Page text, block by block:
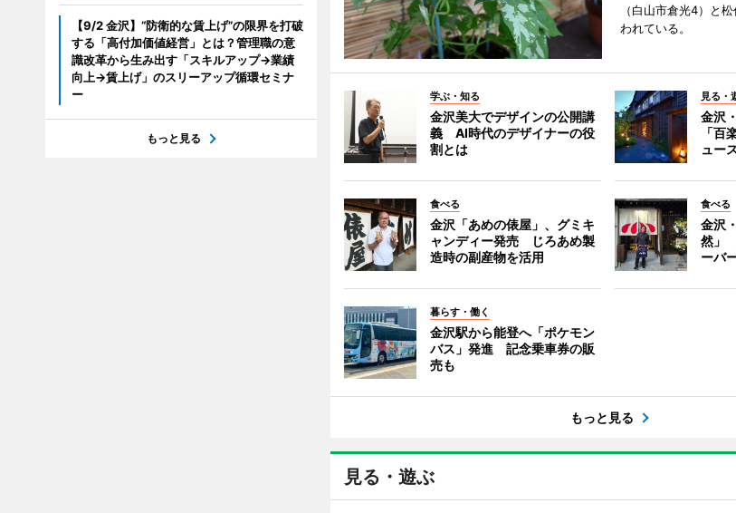
（白山市倉光4）と
われている。
学ぶ・知る
金沢美大でデザインの公開講
義 AI時代のデザイナーの役
割とは
見る・
金沢
「
ュー
食べる
金沢「あめの俵屋」、グミキ
ャンディー発売 じろあめ製
造時の副産物を活用
食べる
金沢
然」
ーバ
暮らす・働く
金沢駅から能登へ「ポケモン
バス」発進 記念乗車券の販
売も
もっと見る
見る・遊ぶ
【9/2 金沢】“防衛的な賃上げ”の限界を打破
する「高付加価値経営」とは？管理職の意
識改革から生み出す「スキルアップ→業績
向上→賃上げ」のスリーアップ循環セミナ
ー
もっと見る